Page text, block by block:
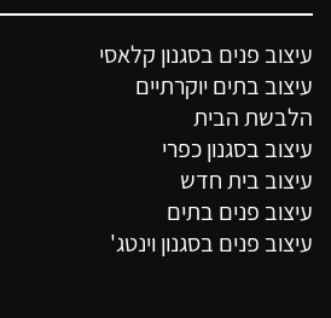
עיצוב פנים בסגנון קלאסי
עיצוב בתים יוקרתיים
הלבשת הבית
עיצוב בסגנון כפרי
עיצוב בית חדש
עיצוב פנים בתים
עיצוב פנים בסגנון וינטג'